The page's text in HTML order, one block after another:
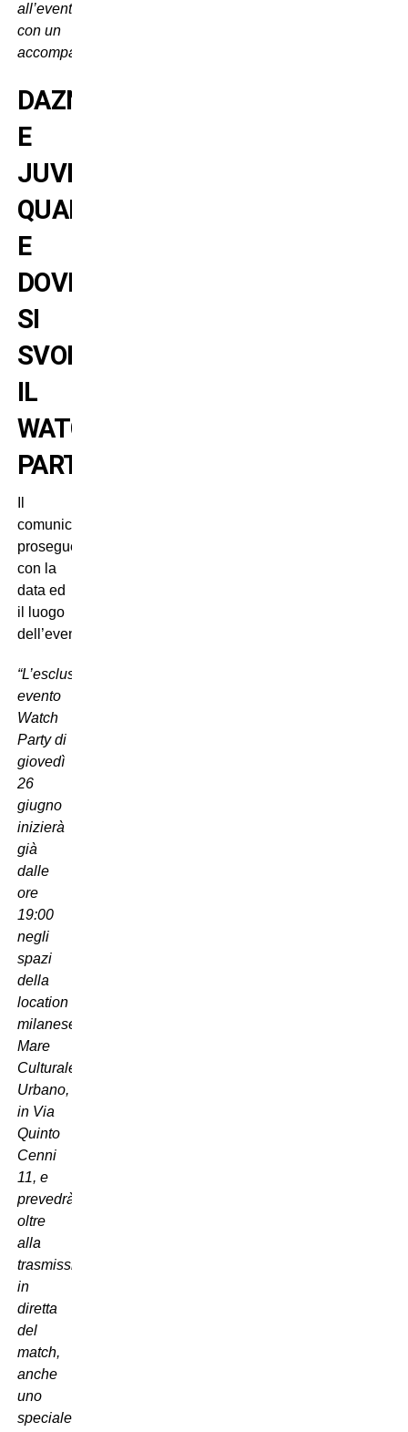
all’evento
con un
accompagnatore”
DAZN
E
JUVENTUS:
QUANDO
E
DOVE
SI
SVOLGE
IL
WATCH
PARTY
comunicato
prosegue
con la
data ed
il luogo
dell’evento:
“L’esclusivo
evento
Watch
Party di
giovedì
26
giugno
inizierà
già
dalle
ore
19:00
negli
spazi
della
location
milanese
Mare
Culturale
Urbano,
in Via
Quinto
Cenni
11, e
prevedrà,
oltre
alla
trasmissione
in
diretta
del
match,
anche
uno
speciale